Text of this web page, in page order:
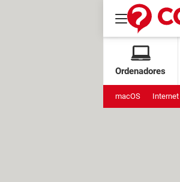
Ordenadores
macOS Internet